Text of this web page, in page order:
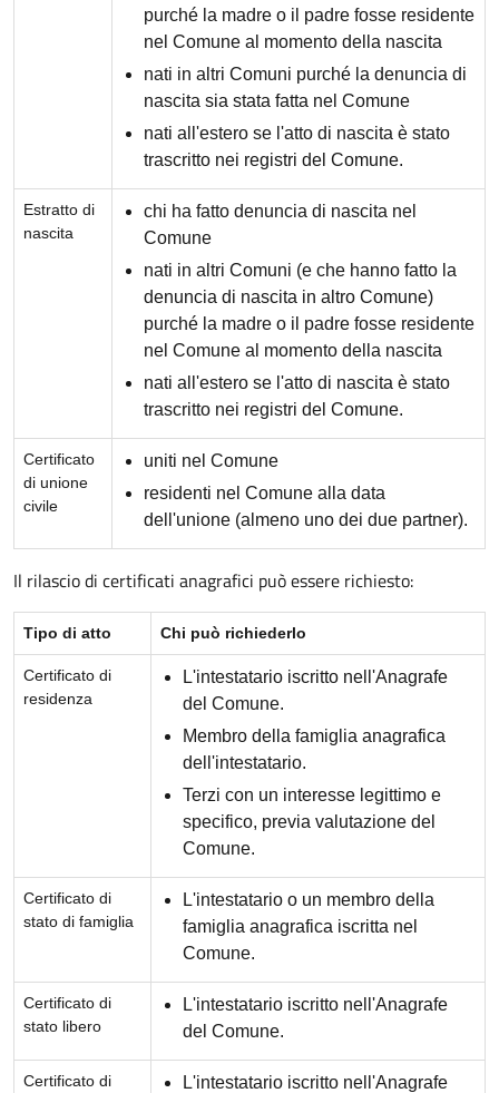
purché la madre o il padre fosse residente
nel Comune al momento della nascita
nati in altri Comuni purché la denuncia di
nascita sia stata fatta nel Comune
nati all'estero se l'atto di nascita è stato
trascritto nei registri del Comune.
Estratto di
nascita
chi ha fatto denuncia di nascita nel
Comune
nati in altri Comuni (e che hanno fatto la
denuncia di nascita in altro Comune)
purché la madre o il padre fosse residente
nel Comune al momento della nascita
nati all'estero se l'atto di nascita è stato
trascritto nei registri del Comune.
Certificato
di unione
civile
uniti nel Comune
residenti nel Comune alla data
dell'unione (almeno uno dei due partner).
Il rilascio di certificati anagrafici può essere richiesto:
Tipo di atto Chi può richiederlo
Certificato di
residenza
L'intestatario iscritto nell'Anagrafe
del Comune.
Membro della famiglia anagrafica
dell'intestatario.
Terzi con un interesse legittimo e
specifico, previa valutazione del
Comune.
Certificato di
stato di famiglia
L'intestatario o un membro della
famiglia anagrafica iscritta nel
Comune.
Certificato di
stato libero
L'intestatario iscritto nell'Anagrafe
del Comune.
Certificato di
L'intestatario iscritto nell'Anagrafe